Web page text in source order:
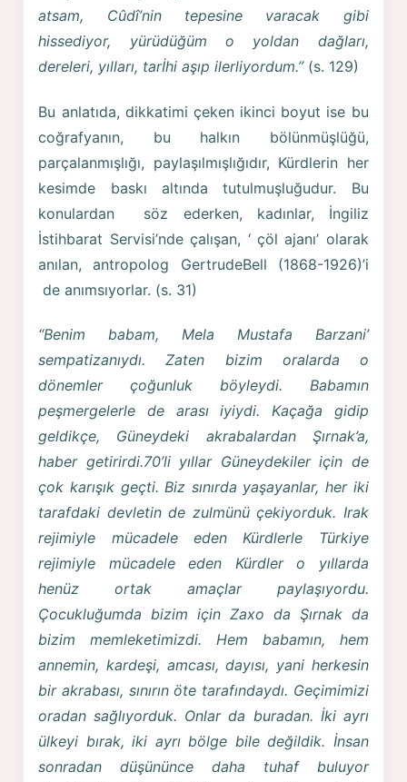
atsam, Cûdî’nin tepesine varacak gibi
hissediyor, yürüdüğüm o yoldan dağları,
dereleri, yılları, tarİhi aşıp ilerliyordum.”(s. 129)
Bu anlatıda, dikkatimi çeken ikinci boyut ise bu
coğrafyanın, bu halkın bölünmüşlüğü,
parçalanmışlığı, paylaşılmışlığıdır, Kürdlerin her
kesimde baskı altında tutulmuşluğudur. Bu
konulardan söz ederken, kadınlar, İngiliz
İstihbarat Servisi’nde çalışan, ‘ çöl ajanı’ olarak
anılan, antropolog GertrudeBell (1868-1926)’i
de anımsıyorlar. (s. 31)
“Benim babam, Mela Mustafa Barzani’
sempatizanıydı. Zaten bizim oralarda o
dönemler çoğunluk böyleydi. Babamın
peşmergelerle de arası iyiydi. Kaçağa gidip
geldikçe, Güneydeki akrabalardan Şırnak’a,
haber getirirdi.70’li yıllar Güneydekiler için de
çok karışık geçti. Biz sınırda yaşayanlar, her iki
tarafdaki devletin de zulmünü çekiyorduk. Irak
rejimiyle mücadele eden Kürdlerle Türkiye
rejimiyle mücadele eden Kürdler o yıllarda
henüz ortak amaçlar paylaşıyordu.
Çocukluğumda bizim için Zaxo da Şırnak da
bizim memleketimizdi. Hem babamın, hem
annemin, kardeşi, amcası, dayısı, yani herkesin
bir akrabası, sınırın öte tarafındaydı. Geçimimizi
oradan sağlıyorduk. Onlar da buradan. İki ayrı
ülkeyi bırak, iki ayrı bölge bile değildik. İnsan
sonradan düşününce daha tuhaf buluyor